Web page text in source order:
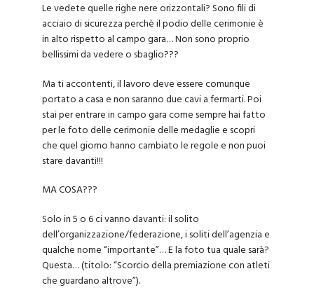
Le vedete quelle righe nere orizzontali? Sono fili di
acciaio di sicurezza perchè il podio delle cerimonie è
in alto rispetto al campo gara… Non sono proprio
bellissimi da vedere o sbaglio???
Ma ti accontenti, il lavoro deve essere comunque
portato a casa e non saranno due cavi a fermarti. Poi
stai per entrare in campo gara come sempre hai fatto
per le foto delle cerimonie delle medaglie e scopri
che quel giorno hanno cambiato le regole e non puoi
stare davanti!!!
MA COSA???
Solo in 5 o 6 ci vanno davanti: il solito
dell’organizzazione/federazione, i soliti dell’agenzia e
qualche nome “importante”… E la foto tua quale sarà?
Questa… (titolo: “Scorcio della premiazione con atleti
che guardano altrove”).